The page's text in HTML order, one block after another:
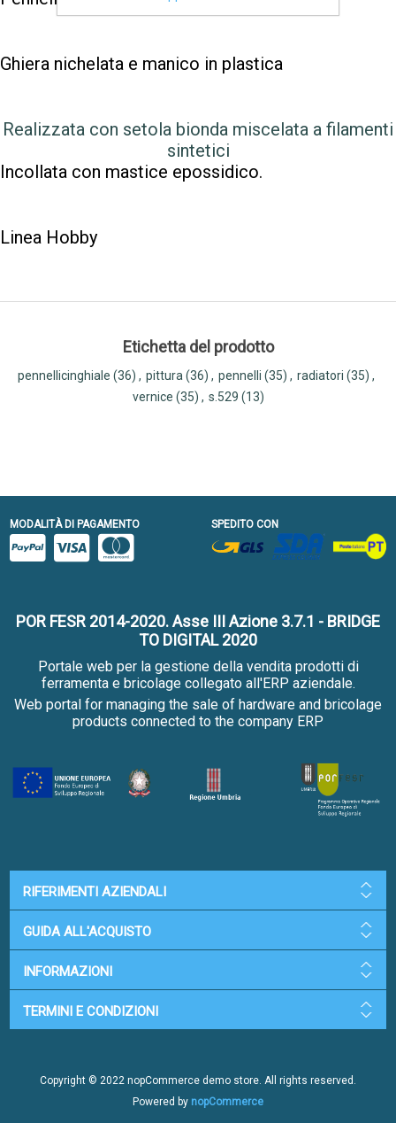
Ghiera nichelata e manico in plastica
Realizzata con setola bionda miscelata a filamenti
sintetici
Incollata con mastice epossidico.
Linea Hobby
Etichetta del prodotto
pennellicinghiale (36) , pittura (36) , pennelli (35) , radiatori (35) ,
vernice (35) , s.529 (13)
MODALITÀ DI PAGAMENTO SPEDITO CON
POR FESR 2014-2020. Asse III Azione 3.7.1 - BRIDGE
TO DIGITAL 2020
Portale web per la gestione della vendita prodotti di
ferramenta e bricolage collegato all'ERP aziendale.
Web portal for managing the sale of hardware and bricolage
products connected to the company ERP
RIFERIMENTI AZIENDALI
GUIDA ALL'ACQUISTO
INFORMAZIONI
TERMINI E CONDIZIONI
Copyright © 2022 nopCommerce demo store. All rights reserved.
Powered by nopCommerce